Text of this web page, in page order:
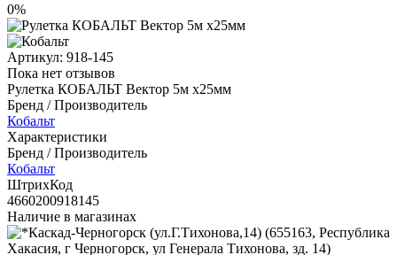
0%
Артикул: 918-145
Пока нет отзывов
Рулетка КОБАЛЬТ Вектор 5м х25мм
Бренд / Производитель
Кобальт
Характеристики
Бренд / Производитель
Кобальт
ШтрихКод
4660200918145
Наличие в магазинах